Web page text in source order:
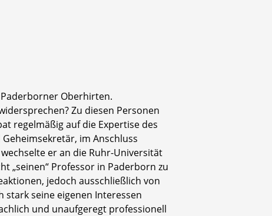
Paderborner Oberhirten.
Zu diesen Personen
regelmäßig auf die Expertise des
im Anschluss
er an die Ruhr-Universität
„seinen“ Professor in Paderborn zu
jedoch ausschließlich von
stark seine eigenen Interessen
und unaufgeregt professionell